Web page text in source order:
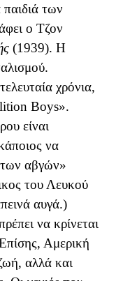
των
ο Τζον
(1939). Η
χρόνια,
Boys».
είναι
να
των αβγών»
του Λευκού
αυγά.)
να κρίνεται
Αμερική
αλλά και